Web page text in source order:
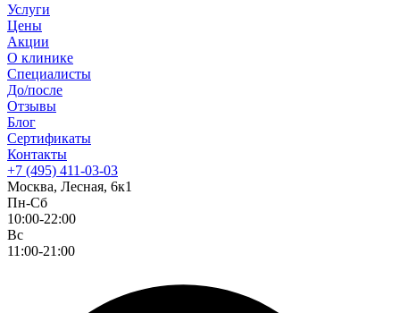
Услуги
Цены
Акции
О клинике
Специалисты
До/после
Отзывы
Блог
Сертификаты
Контакты
+7 (495) 411-03-03
Москва, Лесная, 6к1
Пн-Сб
10:00-22:00
Вс
11:00-21:00